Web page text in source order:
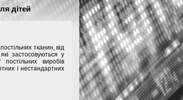
дітей
тканин, від
застосовуються у
виробів
і нестандартних